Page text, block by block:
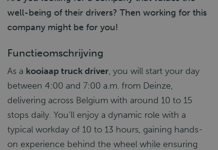
well-being of their drivers? Then working for this
company might be for you!
Functieomschrijving
As a kooiaap truck driver, you will start your day
between 4:00 and 7:00 a.m. from Deinze,
delivering across Belgium with around 10 to 15
stops daily. You’ll enjoy a dynamic role with a
typical workday of 10 to 13 hours, gaining hands-
on experience behind the wheel while ensuring